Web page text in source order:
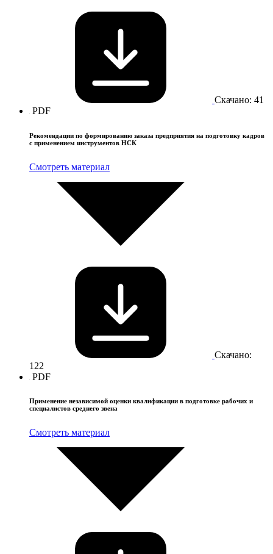
Скачано: 41
PDF
Рекомендации по формированию заказа предприятия на подготовку кадров
с применением инструментов НСК
Смотреть материал
Скачано:
122
PDF
Применение независимой оценки квалификации в подготовке рабочих и
специалистов среднего звена
Смотреть материал